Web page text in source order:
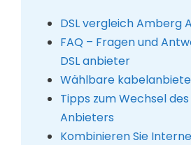
DSL vergleich Amberg
FAQ – Fragen und
DSL anbieter
Wählbare
Tipps zum Wechsel
Anbieters
Kombinieren Sie